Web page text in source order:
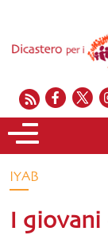
IYAB
I giovani